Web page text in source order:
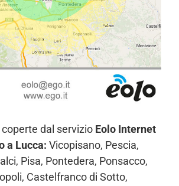
dal servizio Eolo Internet
a Lucca: Vicopisano, Pescia,
Pisa, Pontedera, Ponsacco,
Castelfranco di Sotto,